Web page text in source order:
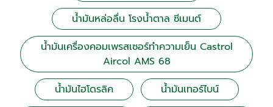
น้ำมันหล่อลื่น โรงน้ำตาล ซีเมนต์
น้ำมันเครื่องคอมเพรสเซอร์ทำความเย็น Castrol
Aircol AMS 68
น้ำมันไฮโดรลิค
น้ำมันเทอร์ไบน์